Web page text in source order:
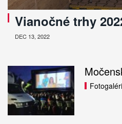
Vianočné trhy
DEC 13, 2022